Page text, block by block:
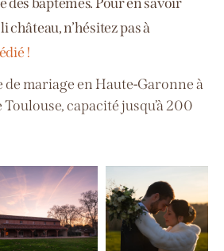
château, n’hésitez pas à
!
de mariage en Haute-Garonne à
capacité jusqu’à 200